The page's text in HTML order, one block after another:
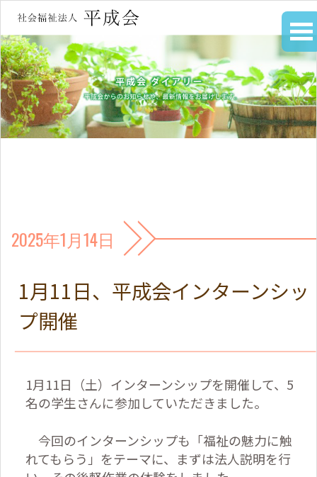
2025年1月14日
1月11日、平成会インターンシッ
プ開催
1月11日（土）インターンシップを開催して、5
名の学生さんに参加していただきました。
今回のインターンシップも「福祉の魅力に触
れてもらう」をテーマに、まずは法人説明を行